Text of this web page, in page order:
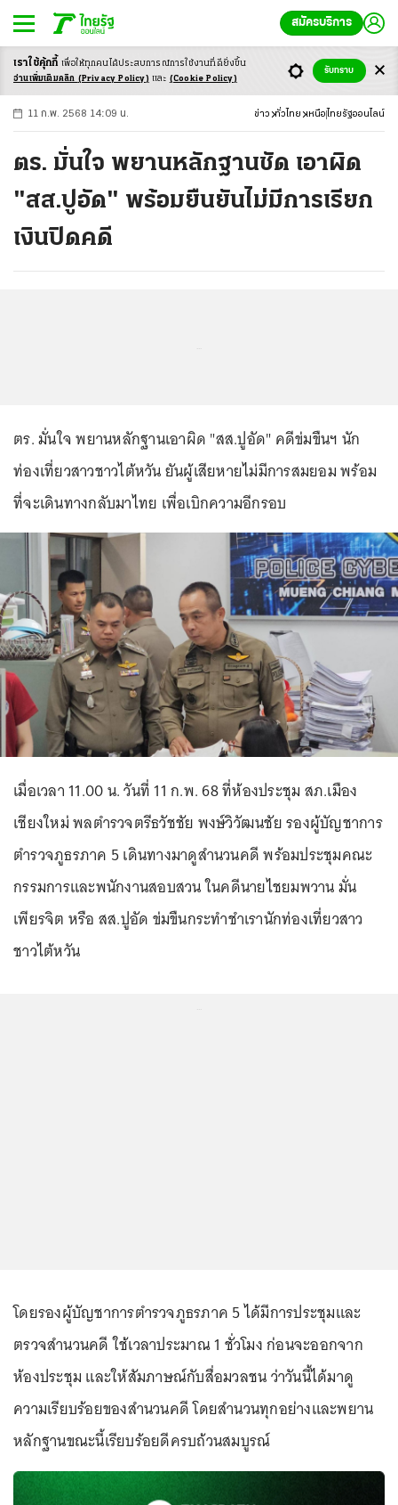
สมัครบริการ
-ก ก ก+
11 ก.พ. 2568 14:09 น. ข่าว ทั่วไทย เหนือ ไทยรัฐออนไลน์
ตร. มั่นใจ พยานหลักฐานชัด เอาผิด
"สส.ปูอัด" พร้อมยืนยันไม่มีการเรียก
เงินปิดคดี
ตร. มั่นใจ พยานหลักฐานเอาผิด "สส.ปูอัด" คดีข่มขืนฯ นัก
ท่องเที่ยวสาวชาวไต้หวัน ยันผู้เสียหายไม่มีการสมยอม พร้อม
ที่จะเดินทางกลับมาไทย เพื่อเบิกความอีกรอบ
เมื่อเวลา 11.00 น. วันที่ 11 ก.พ. 68 ที่ห้องประชุม สภ.เมือง
เชียงใหม่ พลตำรวจตรีธวัชชัย พงษ์วิวัฒนชัย รองผู้บัญชาการ
ตำรวจภูธรภาค 5 เดินทางมาดูสำนวนคดี พร้อมประชุมคณะ
กรรมการและพนักงานสอบสวน ในคดีนายไชยมพวาน มั่น
เพียรจิต หรือ สส.ปูอัด ข่มขืนกระทำชำเรานักท่องเที่ยวสาว
ชาวไต้หวัน
โดยรองผู้บัญชาการตำรวจภูธรภาค 5 ได้มีการประชุมและ
ตรวจสำนวนคดี ใช้เวลาประมาณ 1 ชั่วโมง ก่อนจะออกจาก
ห้องประชุม และให้สัมภาษณ์กับสื่อมวลชน ว่าวันนี้ได้มาดู
ความเรียบร้อยของสำนวนคดี โดยสำนวนทุกอย่างและพยาน
หลักฐานขณะนี้เรียบร้อยดีครบถ้วนสมบูรณ์
เราใช้คุ้กกี้ เพื่อให้ทุกคนได้ประสบการณ์การใช้งานที่ดียิ่งขึ้น
อ่านเพิ่มเติมคลิก (Privacy Policy) และ (Cookie Policy)
รับทราบ